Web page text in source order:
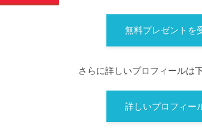
無料プレゼントを
さらに詳しいプロフィールは
詳しいプロフィー